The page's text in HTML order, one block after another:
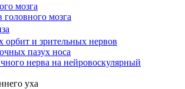
мозга
головного мозга
орбит и зрительных нервов
пазух носа
нерва на нейровоскулярный
уха